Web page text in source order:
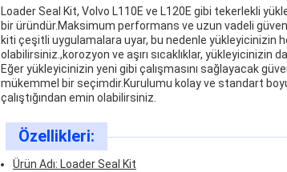
Loader Seal Kit, Volvo L110E ve L120E gibi tekerlekli
bir üründür.Maksimum performans ve uzun vadeli
kiti çeşitli uygulamalara uyar, bu nedenle yükleyicinizin
olabilirsiniz.,korozyon ve aşırı sıcaklıklar, yükleyicinizin
Eğer yükleyicinizin yeni gibi çalışmasını sağlayacak
mükemmel bir seçimdir.Kurulumu kolay ve standart
çalıştığından emin olabilirsiniz.
Özellikleri:
Ürün Adı: Loader Seal Kit